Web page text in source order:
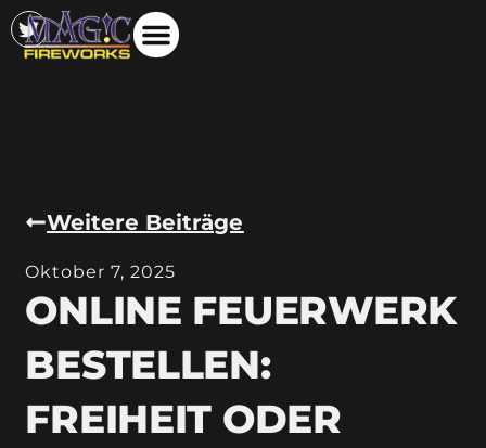
Weitere Beiträge
Oktober 7, 2025
ONLINE FEUERWERK
BESTELLEN:
FREIHEIT ODER